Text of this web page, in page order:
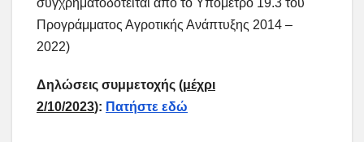
συγχρηματοδοτείται από το Υπομέτρο 19.3 του
Προγράμματος Αγροτικής Ανάπτυξης 2014 –
2022)
Δηλώσεις συμμετοχής (μέχρι
2/10/2023): Πατήστε εδώ